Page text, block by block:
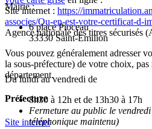
Site internet : https://
associes/Ou-en-est-votre-certificat-d-
Agence nationale des titres sécurisés
Vous pouvez généralement adresser
la sous-préfecture) de votre choix,
département.
Préfecture
Site internet
Mairie :
6 place Pioceau
33330 Saint-Emilion
Du lundi au vendredi de
8h30 à 12h et de 13h30 à 17h
Fermeture au public le
téléphonique maintenu)